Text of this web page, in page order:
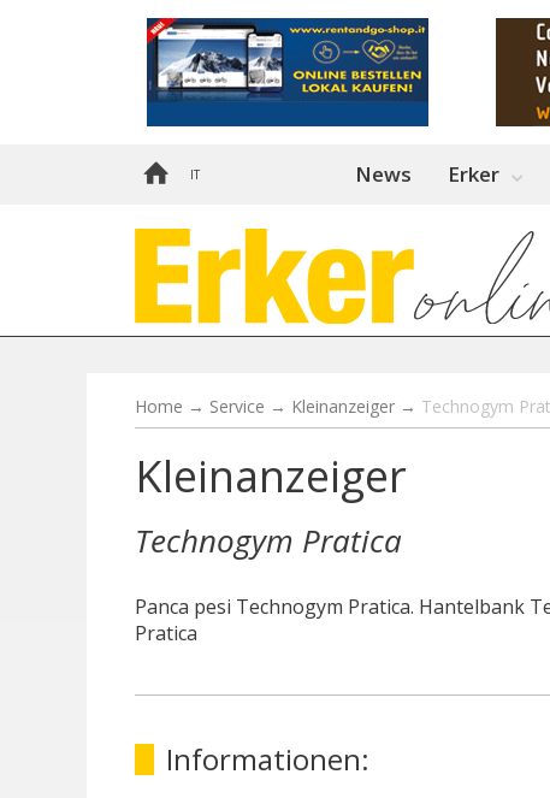
IT News Erker
Home → Service → Kleinanzeiger → Technogym
Kleinanzeiger
Technogym Pratica
Panca pesi Technogym Pratica. Hantelbank
Pratica
Informationen: